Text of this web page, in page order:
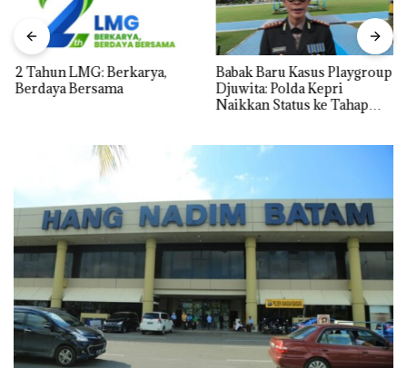
2 Tahun LMG: Berkarya,
Berdaya Bersama
Babak Baru Kasus Playgroup
Djuwita: Polda Kepri
Naikkan Status ke Tahap